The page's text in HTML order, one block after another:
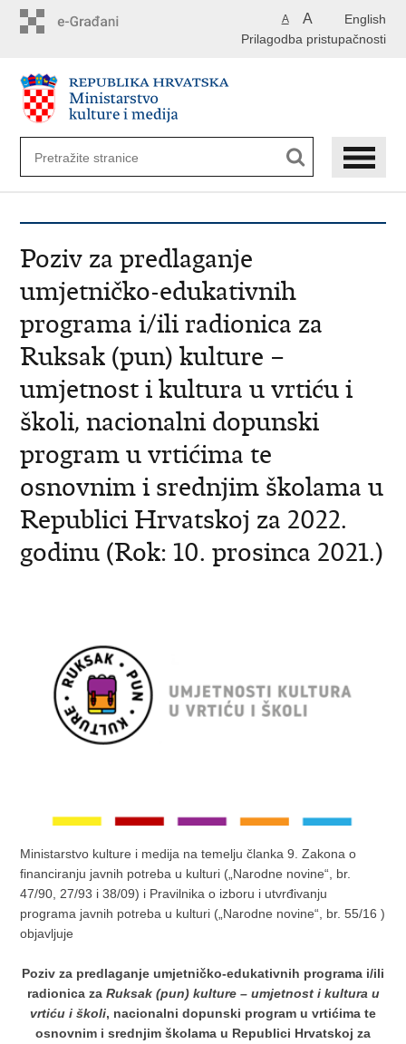
English
A A
Prilagodba pristupačnosti
Poziv za predlaganje
umjetničko-edukativnih
programa i/ili radionica za
Ruksak (pun) kulture –
umjetnost i kultura u vrtiću i
školi, nacionalni dopunski
program u vrtićima te
osnovnim i srednjim školama u
Republici Hrvatskoj za 2022.
godinu (Rok: 10. prosinca 2021.)
Ministarstvo kulture i medija na temelju članka 9. Zakona o
financiranju javnih potreba u kulturi („Narodne novine“, br.
47/90, 27/93 i 38/09) i Pravilnika o izboru i utvrđivanju
programa javnih potreba u kulturi („Narodne novine“, br. 55/16 )
objavljuje
Poziv za predlaganje umjetničko-edukativnih programa i/ili
radionica za Ruksak (pun) kulture – umjetnost i kultura u
vrtiću i školi, nacionalni dopunski program u vrtićima te
osnovnim i srednjim školama u Republici Hrvatskoj za